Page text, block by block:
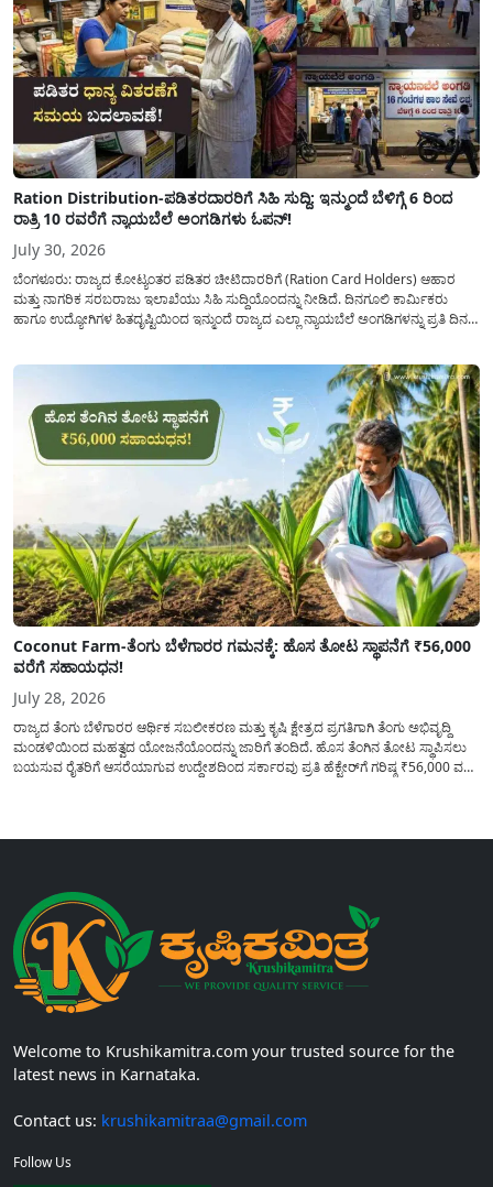
Ration Distribution-ಪಡಿತರದಾರರಿಗೆ ಸಿಹಿ ಸುದ್ದಿ: ಇನ್ಮುಂದೆ ಬೆಳಿಗ್ಗೆ 6 ರಿಂದ
ರಾತ್ರಿ 10 ರವರೆಗೆ ನ್ಯಾಯಬೆಲೆ ಅಂಗಡಿಗಳು ಓಪನ್!
July 30, 2026
ಬೆಂಗಳೂರು: ರಾಜ್ಯದ ಕೋಟ್ಯಂತರ ಪಡಿತರ ಚೀಟಿದಾರರಿಗೆ (Ration Card Holders) ಆಹಾರ
ಮತ್ತು ನಾಗರಿಕ ಸರಬರಾಜು ಇಲಾಖೆಯು ಸಿಹಿ ಸುದ್ದಿಯೊಂದನ್ನು ನೀಡಿದೆ. ದಿನಗೂಲಿ ಕಾರ್ಮಿಕರು
ಹಾಗೂ ಉದ್ಯೋಗಿಗಳ ಹಿತದೃಷ್ಟಿಯಿಂದ ಇನ್ಮುಂದೆ ರಾಜ್ಯದ ಎಲ್ಲಾ ನ್ಯಾಯಬೆಲೆ ಅಂಗಡಿಗಳನ್ನು ಪ್ರತಿ ದಿನ
Coconut Farm-ತೆಂಗು ಬೆಳೆಗಾರರ ಗಮನಕ್ಕೆ: ಹೊಸ ತೋಟ ಸ್ಥಾಪನೆಗೆ ₹56,000
ವರೆಗೆ ಸಹಾಯಧನ!
July 28, 2026
ರಾಜ್ಯದ ತೆಂಗು ಬೆಳೆಗಾರರ ಆರ್ಥಿಕ ಸಬಲೀಕರಣ ಮತ್ತು ಕೃಷಿ ಕ್ಷೇತ್ರದ ಪ್ರಗತಿಗಾಗಿ ತೆಂಗು ಅಭಿವೃದ್ದಿ
ಮಂಡಳಿಯಿಂದ ಮಹತ್ವದ ಯೋಜನೆಯೊಂದನ್ನು ಜಾರಿಗೆ ತಂದಿದೆ. ಹೊಸ ತೆಂಗಿನ ತೋಟ ಸ್ಥಾಪಿಸಲು
ಬಯಸುವ ರೈತರಿಗೆ ಆಸರೆಯಾಗುವ ಉದ್ದೇಶದಿಂದ ಸರ್ಕಾರವು ಪ್ರತಿ ಹೆಕ್ಟೇರ್‌ಗೆ ಗರಿಷ್ಠ ₹56,000 ವರೆಗೆ
Welcome to Krushikamitra.com your trusted source for the
latest news in Karnataka.
Contact us: krushikamitraa@gmail.com
Follow Us